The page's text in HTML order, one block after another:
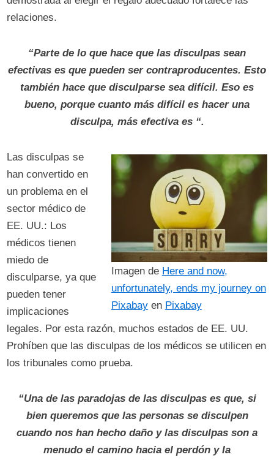
relaciones.
“Parte de lo que hace que las disculpas sean
efectivas es que pueden ser contraproducentes. Esto
también hace que disculparse sea difícil. Eso es
bueno, porque cuanto más difícil es hacer una
disculpa, más efectiva es “.
Imagen de Here and now,
unfortunately, ends my journey on
Pixabayen Pixabay
Las disculpas se
han convertido en
un problema en el
sector médico de
EE. UU.: Los
médicos tienen
miedo de
disculparse, ya que
pueden tener
implicaciones
legales. Por esta razón, muchos estados de EE. UU.
Prohíben que las disculpas de los médicos se utilicen en
los tribunales como prueba.
“Una de las paradojas de las disculpas es que, si
bien queremos que las personas se disculpen
cuando nos han hecho daño y las disculpas son a
menudo el camino hacia el perdón y la